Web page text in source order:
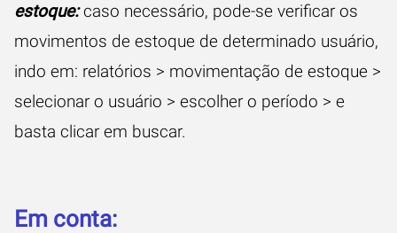
estoque:caso necessário, pode-se verificar os
movimentos de estoque de determinado usuário,
indo em: relatórios > movimentação de estoque >
selecionar o usuário > escolher o período > e
basta clicar em buscar.
Em conta: